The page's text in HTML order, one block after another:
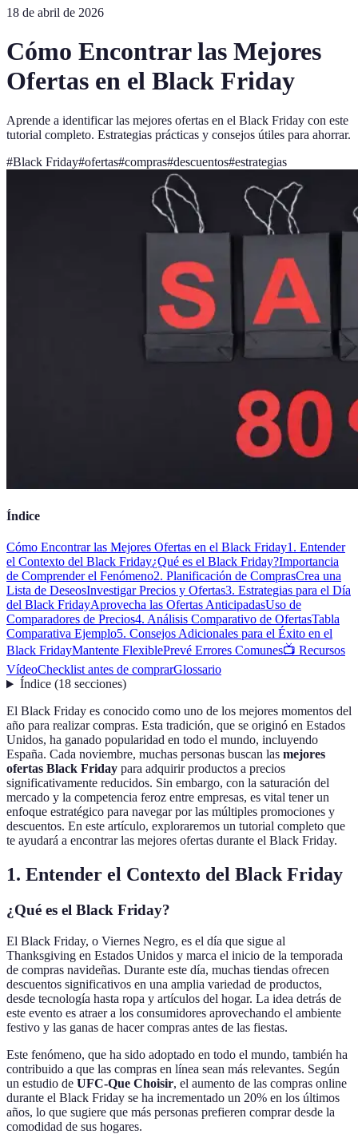
18 de abril de 2026
Cómo Encontrar las Mejores
Ofertas en el Black Friday
Aprende a identificar las mejores ofertas en el Black Friday con este
tutorial completo. Estrategias prácticas y consejos útiles para ahorrar.
#Black Friday#ofertas#compras#descuentos#estrategias
Índice
Cómo Encontrar las Mejores Ofertas en el Black Friday1. Entender
el Contexto del Black Friday¿Qué es el Black Friday?Importancia
de Comprender el Fenómeno2. Planificación de ComprasCrea una
Lista de DeseosInvestigar Precios y Ofertas3. Estrategias para el Día
del Black FridayAprovecha las Ofertas AnticipadasUso de
Comparadores de Precios4. Análisis Comparativo de OfertasTabla
Comparativa Ejemplo5. Consejos Adicionales para el Éxito en el
Black FridayMantente FlexiblePrevé Errores Comunes📺 Recursos
VídeoChecklist antes de comprarGlossario
Índice(18 secciones)
El Black Friday es conocido como uno de los mejores momentos del
año para realizar compras. Esta tradición, que se originó en Estados
Unidos, ha ganado popularidad en todo el mundo, incluyendo
España. Cada noviembre, muchas personas buscan las mejores
ofertas Black Friday para adquirir productos a precios
significativamente reducidos. Sin embargo, con la saturación del
mercado y la competencia feroz entre empresas, es vital tener un
enfoque estratégico para navegar por las múltiples promociones y
descuentos. En este artículo, exploraremos un tutorial completo que
te ayudará a encontrar las mejores ofertas durante el Black Friday.
1. Entender el Contexto del Black Friday
¿Qué es el Black Friday?
El Black Friday, o Viernes Negro, es el día que sigue al
Thanksgiving en Estados Unidos y marca el inicio de la temporada
de compras navideñas. Durante este día, muchas tiendas ofrecen
descuentos significativos en una amplia variedad de productos,
desde tecnología hasta ropa y artículos del hogar. La idea detrás de
este evento es atraer a los consumidores aprovechando el ambiente
festivo y las ganas de hacer compras antes de las fiestas.
Este fenómeno, que ha sido adoptado en todo el mundo, también ha
contribuido a que las compras en línea sean más relevantes. Según
un estudio de UFC-Que Choisir, el aumento de las compras online
durante el Black Friday se ha incrementado un 20% en los últimos
años, lo que sugiere que más personas prefieren comprar desde la
comodidad de sus hogares.